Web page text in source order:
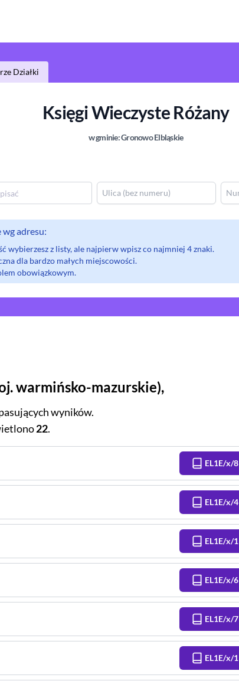
Działki
Księgi WieczysteRóżany
w gminie:Gronowo Elbląskie
adresu:
wybierzesz z listy, ale najpierw wpisz co najmniej 4 znaki.
dla bardzo małych miejscowości.
obowiązkowym.
warmińsko-mazurskie),
wyników.
22.
EL1E/x/8
EL1E/x/4
EL1E/x/1
EL1E/x/6
EL1E/x/7
EL1E/x/1